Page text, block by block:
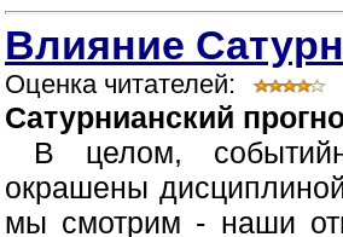
Влияние
Оценка читателей:
Сатурнианский
В целом,
окрашены
мы смотрим - наши